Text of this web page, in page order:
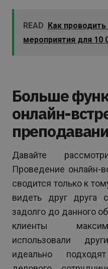
READ Как
мероприятия для 10
Больше
онлайн-
Давайте
Проведение онлайн-
сводится только к
видеть друг
задолго до данного
клиенты
использовали
идеально